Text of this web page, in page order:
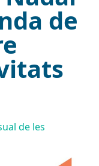
de
de les